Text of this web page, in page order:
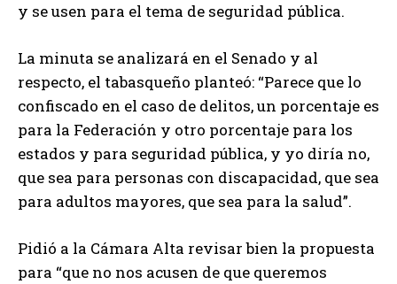
y se usen para el tema de seguridad pública.
La minuta se analizará en el Senado y al
respecto, el tabasqueño planteó: “Parece que lo
confiscado en el caso de delitos, un porcentaje es
para la Federación y otro porcentaje para los
estados y para seguridad pública, y yo diría no,
que sea para personas con discapacidad, que sea
para adultos mayores, que sea para la salud”.
Pidió a la Cámara Alta revisar bien la propuesta
para “que no nos acusen de que queremos